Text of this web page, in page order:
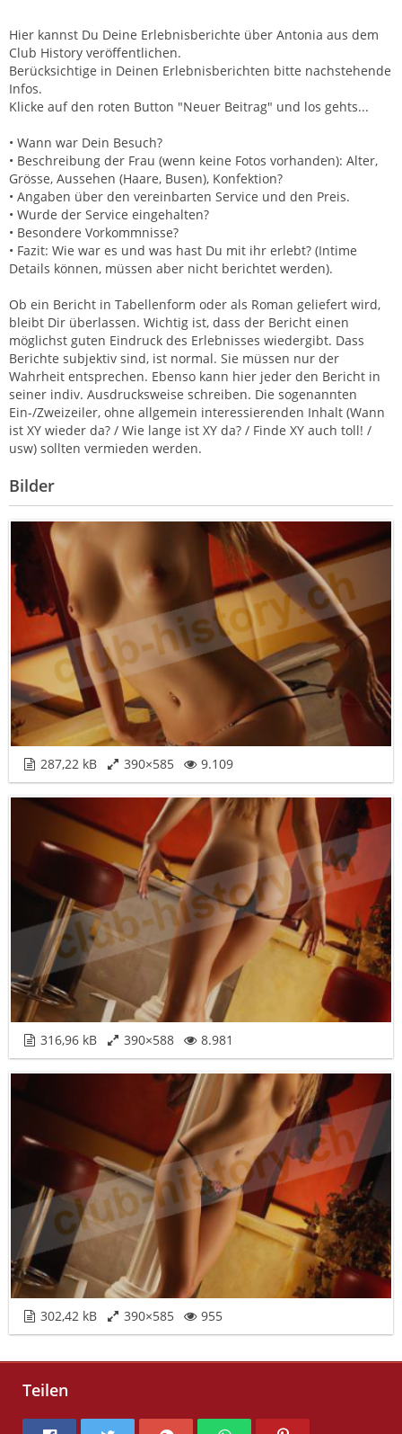
Hier kannst Du Deine Erlebnisberichte über Antonia aus dem
Club History veröffentlichen.
Berücksichtige in Deinen Erlebnisberichten bitte nachstehende
Infos.
Klicke auf den roten Button "Neuer Beitrag" und los gehts...
• Wann war Dein Besuch?
• Beschreibung der Frau (wenn keine Fotos vorhanden): Alter,
Grösse, Aussehen (Haare, Busen), Konfektion?
• Angaben über den vereinbarten Service und den Preis.
• Wurde der Service eingehalten?
• Besondere Vorkommnisse?
• Fazit: Wie war es und was hast Du mit ihr erlebt? (Intime
Details können, müssen aber nicht berichtet werden).
Ob ein Bericht in Tabellenform oder als Roman geliefert wird,
bleibt Dir überlassen. Wichtig ist, dass der Bericht einen
möglichst guten Eindruck des Erlebnisses wiedergibt. Dass
Berichte subjektiv sind, ist normal. Sie müssen nur der
Wahrheit entsprechen. Ebenso kann hier jeder den Bericht in
seiner indiv. Ausdrucksweise schreiben. Die sogenannten
Ein-/Zweizeiler, ohne allgemein interessierenden Inhalt (Wann
ist XY wieder da? / Wie lange ist XY da? / Finde XY auch toll! /
usw) sollten vermieden werden.
Bilder
287,22 kB 390×585 9.109
316,96 kB 390×588 8.981
302,42 kB 390×585 955
Zitieren
Teilen